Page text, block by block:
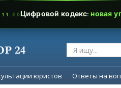
юристов Ответы на
Цифровой кодекс:новая